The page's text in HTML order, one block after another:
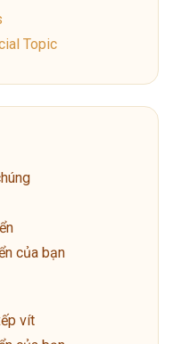
Topic
của bạn
vít